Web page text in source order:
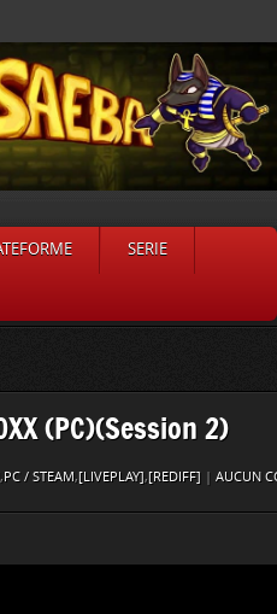
SERIE
(PC)(Session 2)
,PC / STEAM,[LIVEPLAY],[REDIFF] AUCUN